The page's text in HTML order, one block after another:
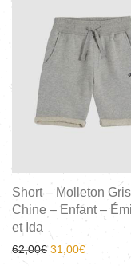
Short – Molleton Gris
Chine – Enfant –
et Ida
62,00€ 31,00€